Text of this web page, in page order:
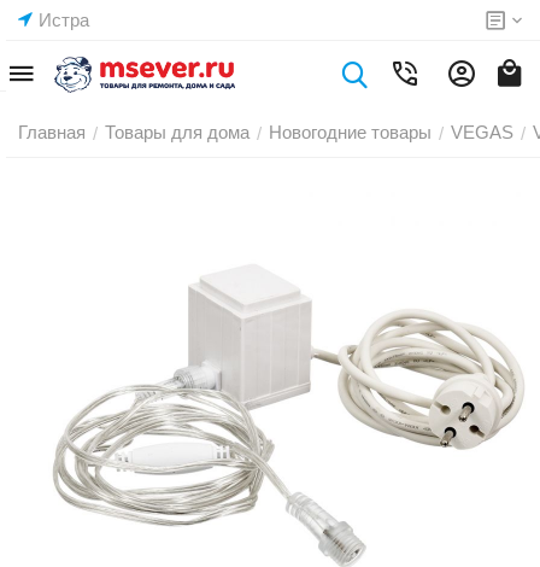
Истра
Главная / Товары для дома / Новогодние товары / VEGAS /